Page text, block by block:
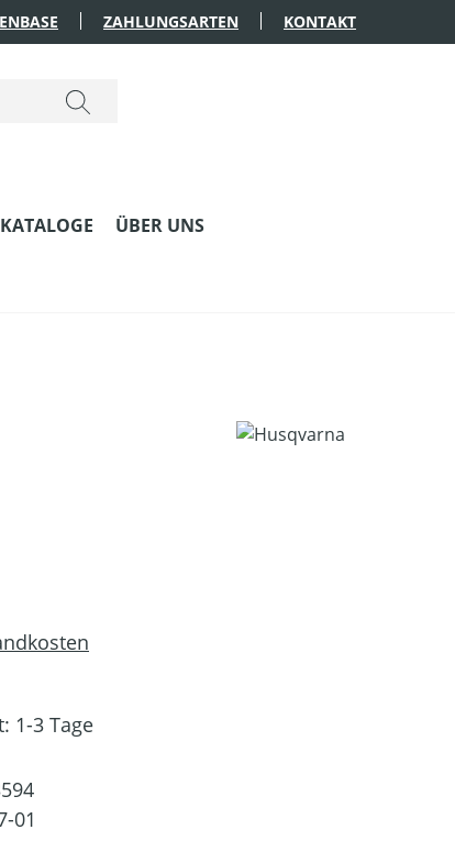
ZAHLUNGSARTEN KONTAKT
KATALOGE ÜBER UNS
1-3 Tage
01